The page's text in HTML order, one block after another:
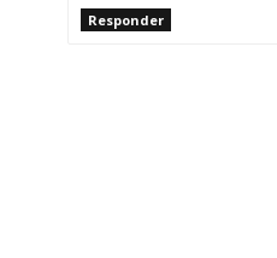
Responder